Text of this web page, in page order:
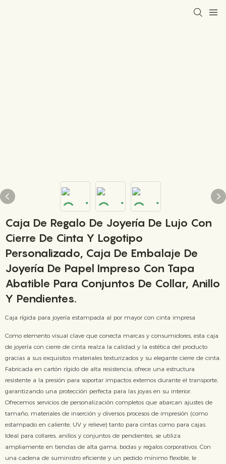
Caja De Regalo De Joyería De Lujo Con
Cierre De Cinta Y Logotipo
Personalizado, Caja De Embalaje De
Joyería De Papel Impreso Con Tapa
Abatible Para Conjuntos De Collar, Anillo
Y Pendientes.
Caja rígida para joyería estampada al por mayor con cinta impresa
Como elemento visual clave que conecta marcas y consumidores, esta caja
de joyería con cierre de cinta realza la calidad y la estética del producto
gracias a sus exquisitos materiales texturizados y su elegante cierre de cinta.
Fabricada en cartón rígido de alta resistencia, ofrece una estructura
resistente a la presión para soportar impactos externos durante el transporte,
garantizando una protección perfecta para las joyas en su interior.
Ofrecemos servicios de personalización completos que abarcan ajustes de
tamaño, materiales de inserción y diversos procesos de impresión (como
estampado en caliente, UV y relieve) tanto para cintas como para cajas.
Ideal para collares, anillos y conjuntos de pendientes, se utiliza
ampliamente en tiendas de alta gama, bodas y regalos corporativos. Con
una cadena de suministro eficiente y un pedido mínimo flexible, le